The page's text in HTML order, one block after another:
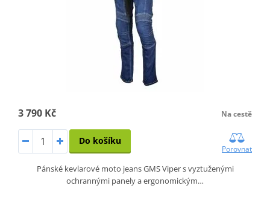
3 790 Kč Na cestě
Do košíku
Porovnat
Pánské kevlarové moto jeans GMS Viper s vyztuženými
ochrannými panely a ergonomickým…